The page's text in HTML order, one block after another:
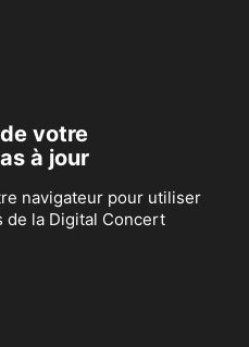
votre
à jour
navigateur pour utiliser
la Digital Concert